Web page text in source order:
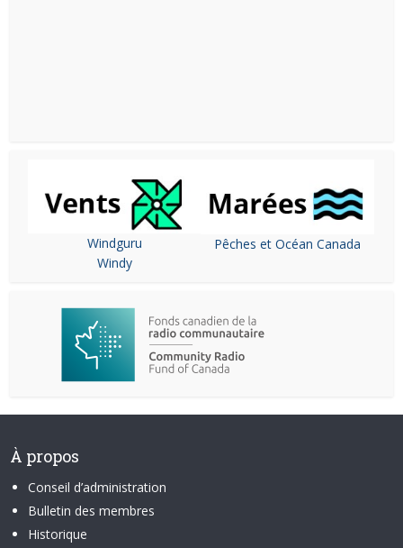
Windguru
Windy
Pêches et Océan Canada
À propos
Conseil d’administration
Bulletin des membres
Historique